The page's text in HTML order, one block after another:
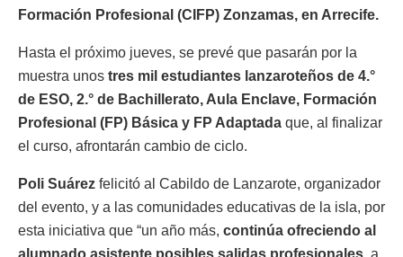
Formación Profesional (CIFP) Zonzamas, en Arrecife.
Hasta el próximo jueves, se prevé que pasarán por la
muestra unos tres mil estudiantes lanzaroteños de 4.°
de ESO, 2.° de Bachillerato, Aula Enclave, Formación
Profesional (FP) Básica y FP Adaptada que, al finalizar
el curso, afrontarán cambio de ciclo.
Poli Suárez felicitó al Cabildo de Lanzarote, organizador
del evento, y a las comunidades educativas de la isla, por
esta iniciativa que “un año más, continúa ofreciendo al
alumnado asistente posibles salidas profesionales, a